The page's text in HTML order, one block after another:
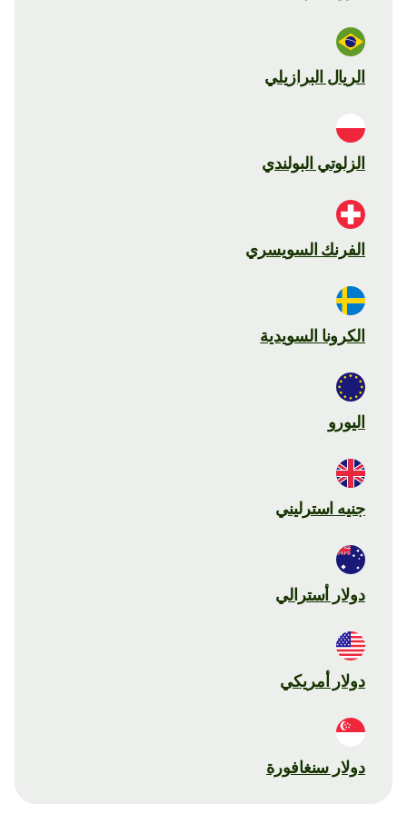
الريال البرازيلي
الزلوتي البولندي
الفرنك السويسري
الكرونا السويدية
اليورو
جنيه استرليني
دولار أسترالي
دولار أمريكي
دولار سنغافورة